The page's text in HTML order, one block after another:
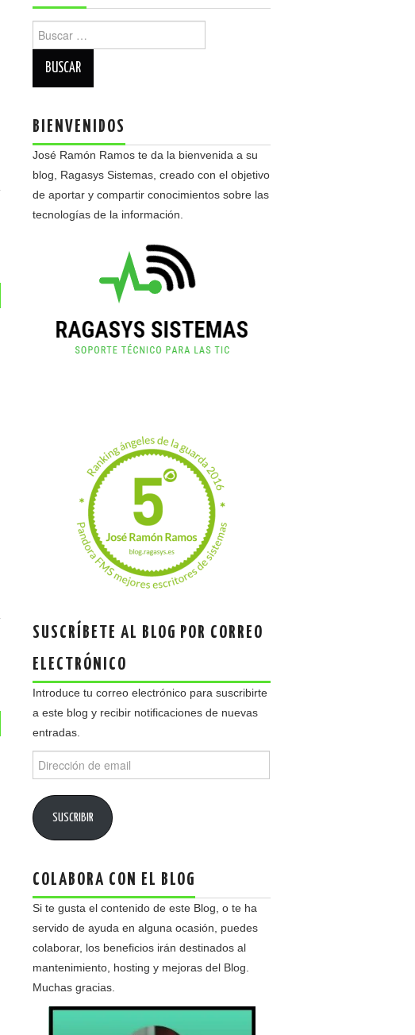
BIENVENIDOS
José Ramón Ramos te da la bienvenida a su
blog, Ragasys Sistemas, creado con el objetivo
de aportar y compartir conocimientos sobre las
tecnologías de la información.
SUSCRÍBETE AL BLOG POR CORREO
ELECTRÓNICO
Introduce tu correo electrónico para suscribirte
a este blog y recibir notificaciones de nuevas
entradas.
de
SUSCRIBIR
COLABORA CON EL BLOG
Si te gusta el contenido de este Blog, o te ha
servido de ayuda en alguna ocasión, puedes
colaborar, los beneficios irán destinados al
mantenimiento, hosting y mejoras del Blog.
Muchas gracias.